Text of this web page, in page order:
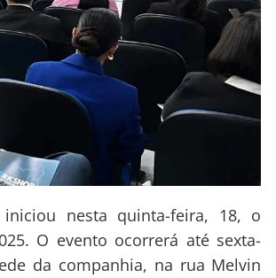
nesta quinta-feira, 18, o
O evento ocorrerá até sexta-
da companhia, na rua Melvin